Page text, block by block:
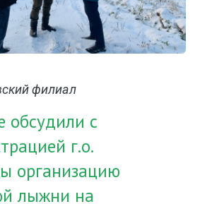
филиал
обсудили с
г.о.
организацию
лыжни на